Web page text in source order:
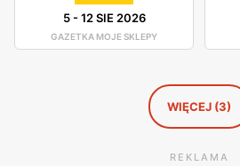
5-12 SIE 2026
GAZETKA MOJE SKLEPY
WIĘCEJ (3)
REKLAMA